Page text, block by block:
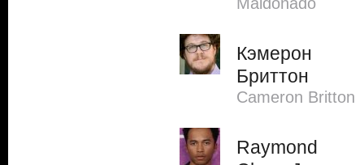
Кэмерон
Бриттон
Cameron Britton
Raymond